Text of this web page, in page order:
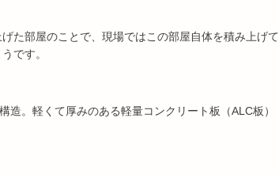
た部屋のことで、現場ではこの部屋自体を積み上げて
です。
。軽くて厚みのある軽量コンクリート板（ALC板）